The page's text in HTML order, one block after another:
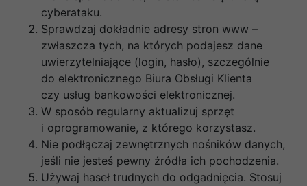
cyberataku.
Sprawdzaj dokładnie adresy stron www –
zwłaszcza tych, na których podajesz dane
uwierzytelniające (login, hasło), szczególnie
do elektronicznego Biura Obsługi Klienta
czy usług bankowości elektronicznej.
W sposób regularny aktualizuj sprzęt
i oprogramowanie, z którego korzystasz.
Nie podłączaj zewnętrznych nośników danych,
jeśli nie jesteś pewny źródła ich pochodzenia.
Używaj haseł trudnych do odgadnięcia. Stosuj